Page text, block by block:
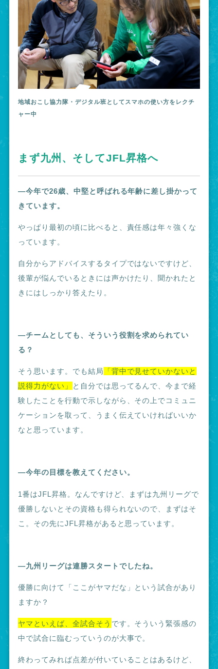
地域おこし協力隊・デジタル班としてスマホの使い方をレクチ
ャー中
まず九州、そしてJFL昇格へ
―今年で26歳、中堅と呼ばれる年齢に差し掛かって
きています。
やっぱり最初の頃に比べると、責任感は年々強くな
っています。
自分からアドバイスするタイプではないですけど、
後輩が悩んでいるときには声かけたり、聞かれたと
きにはしっかり答えたり。
―チームとしても、そういう役割を求められてい
る？
そう思います。でも結局
「背中で見せていかないと
説得力がない」
と自分では思ってるんで、今まで経
験したことを行動で示しながら、その上でコミュニ
ケーションを取って、うまく伝えていければいいか
なと思っています。
―今年の目標を教えてください。
1番はJFL昇格。なんですけど、
まずは九州リーグで
優勝しないとその資格も得られないので、まずはそ
こ。その先にJFL昇格があると思っています。
―九州リーグは連勝スタートでしたね。
優勝に向けて「ここがヤマだな」という試合があり
ますか？
ヤマといえば、全試合そう です。そういう緊張感の
中で試合に臨むっていうのが大事で。
終わってみれば点差が付いていることはあるけど、